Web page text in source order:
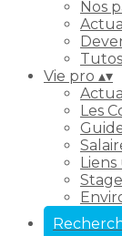
Nos
Vie pro ▴▾
Les